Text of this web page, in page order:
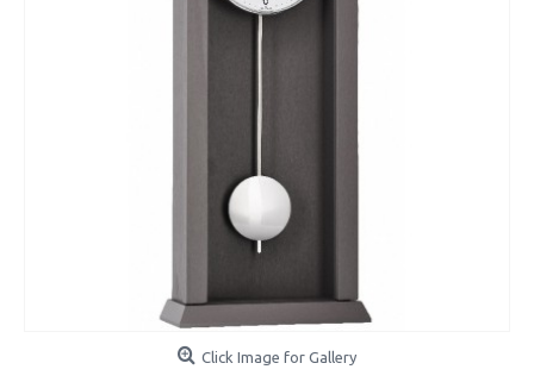
Click Image for Gallery